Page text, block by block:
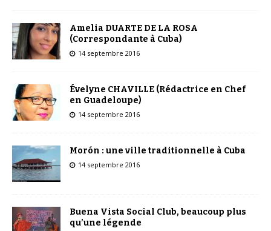
Amelia DUARTE DE LA ROSA
(Correspondante à Cuba)
14 septembre 2016
Évelyne CHAVILLE (Rédactrice en Chef
en Guadeloupe)
14 septembre 2016
Morón : une ville traditionnelle à Cuba
14 septembre 2016
Buena Vista Social Club, beaucoup plus
qu’une légende